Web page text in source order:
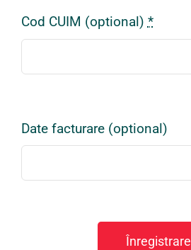
Cod CUIM (optional) *
Date facturare (optional)
Înregistrare